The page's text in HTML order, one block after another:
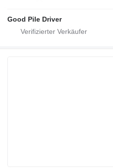
Good Pile Driver